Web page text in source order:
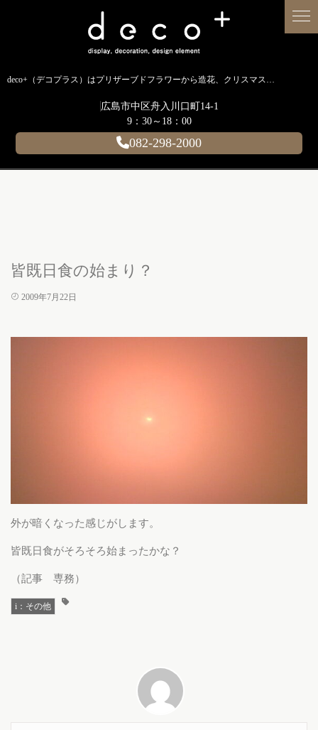
deco+（デコプラス）はプリザーブドフラワーから造花、クリスマス装飾、イルミネーションに至るまで扱う広島のディスプレイ専門ショップです。
広島市中区舟入川口町14-1
9：30～18：00
082-298-2000
皆既日食の始まり？
2009年7月22日
外が暗くなった感じがします。
皆既日食がそろそろ始まったかな？
（記事 専務）
i：その他